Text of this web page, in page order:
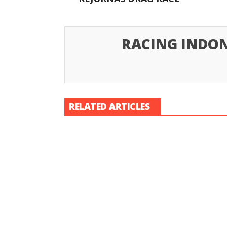
RACING
RELATED ARTICLES